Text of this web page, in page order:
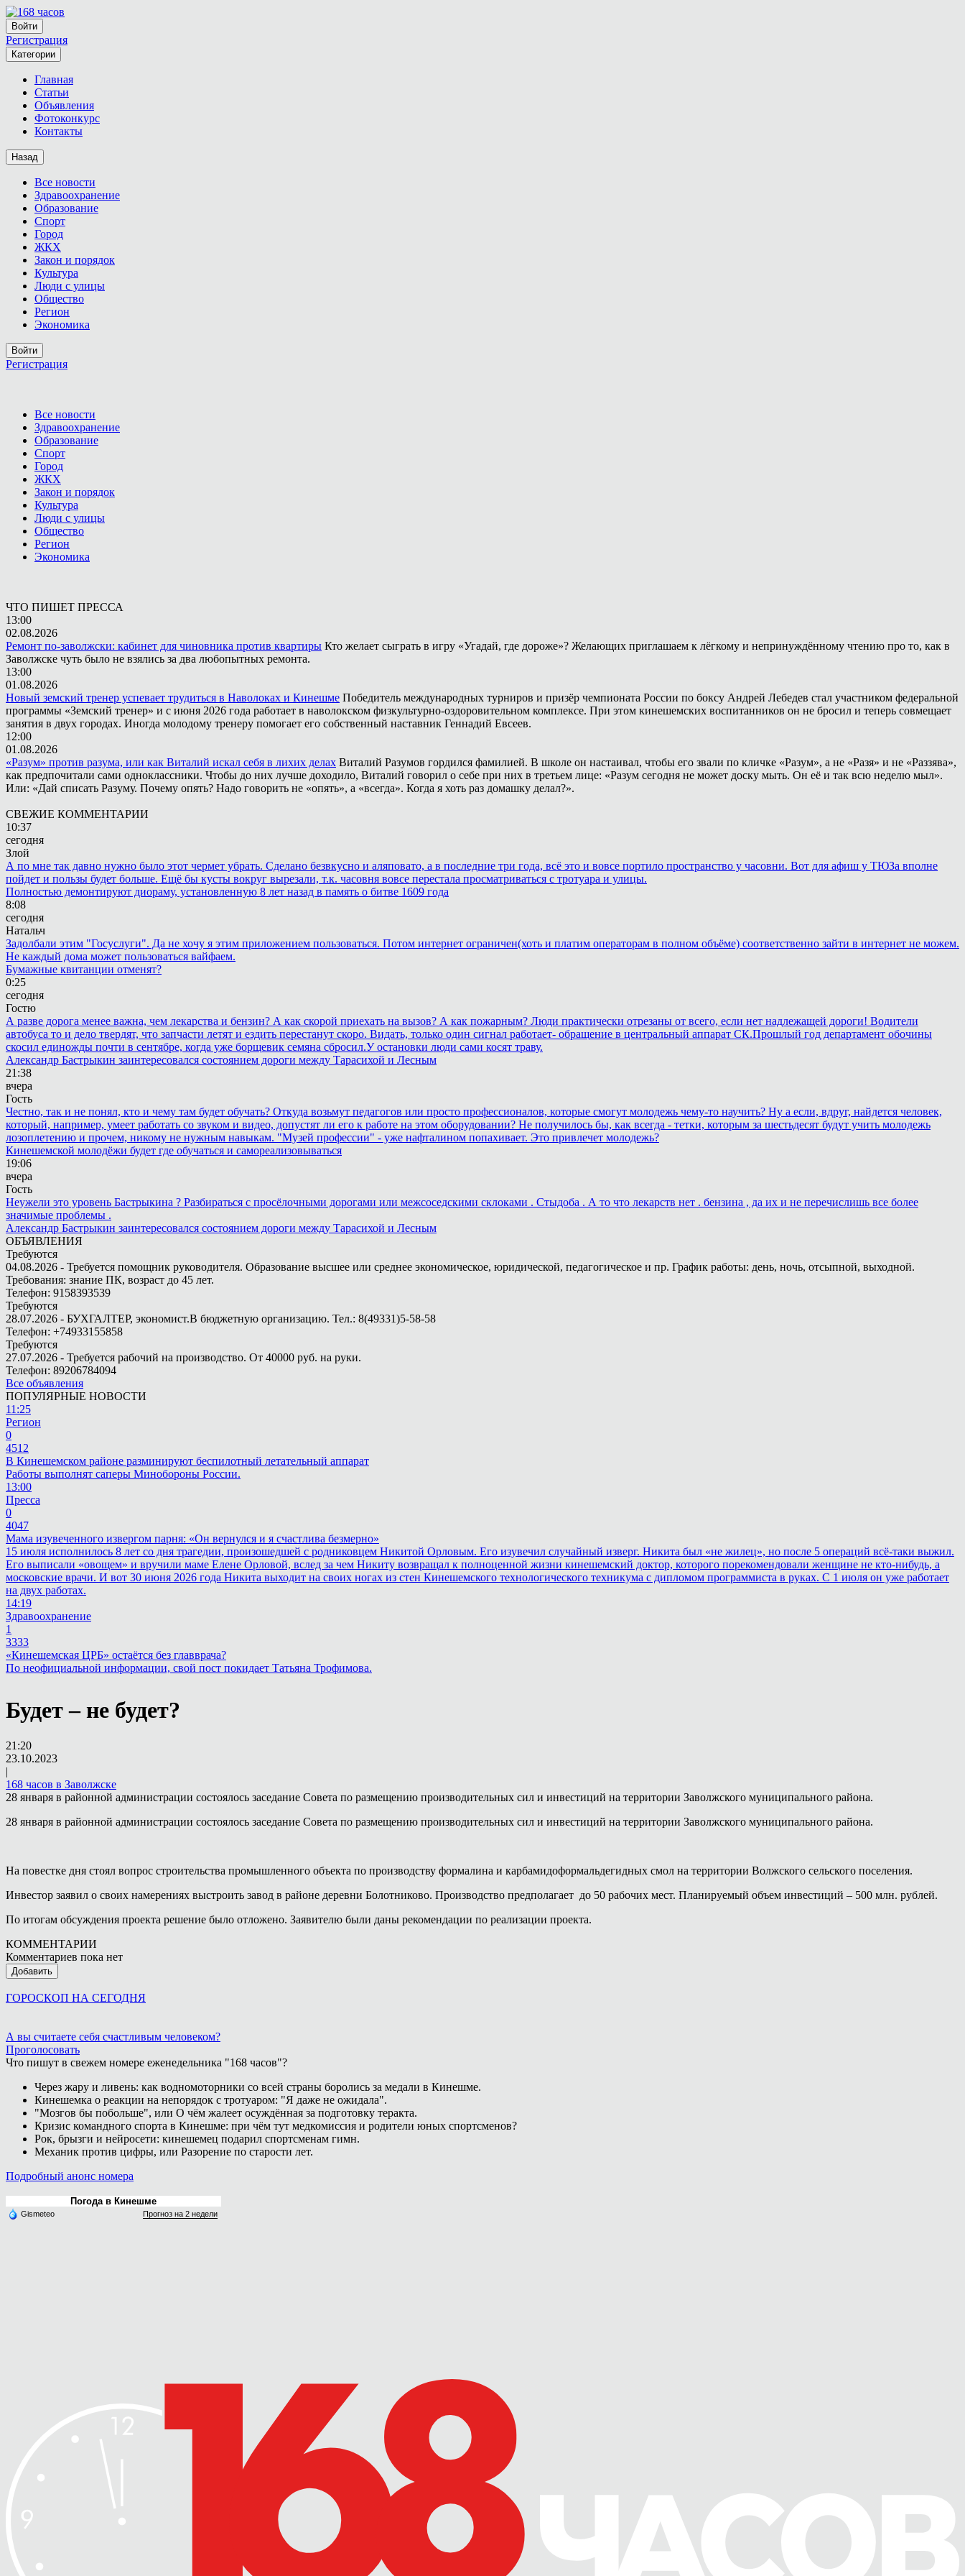
Войти
Регистрация
Категории
Главная
Статьи
Объявления
Фотоконкурс
Контакты
Назад
Все новости
Здравоохранение
Образование
Спорт
Город
ЖКХ
Закон и порядок
Культура
Люди с улицы
Общество
Регион
Экономика
Войти
Регистрация
Все новости
Здравоохранение
Образование
Спорт
Город
ЖКХ
Закон и порядок
Культура
Люди с улицы
Общество
Регион
Экономика
ЧТО ПИШЕТ ПРЕССА
13:00
02.08.2026
Ремонт по-заволжски: кабинет для чиновника против квартиры Кто желает сыграть в игру «Угадай, где дороже»? Желающих приглашаем к лёгкому и непринуждённому чтению про то, как в
Заволжске чуть было не взялись за два любопытных ремонта.
13:00
01.08.2026
Новый земский тренер успевает трудиться в Наволоках и Кинешме Победитель международных турниров и призёр чемпионата России по боксу Андрей Лебедев стал участником федеральной
программы «Земский тренер» и с июня 2026 года работает в наволокском физкультурно-оздоровительном комплексе. При этом кинешемских воспитанников он не бросил и теперь совмещает
занятия в двух городах. Иногда молодому тренеру помогает его собственный наставник Геннадий Евсеев.
12:00
01.08.2026
«Разум» против разума, или как Виталий искал себя в лихих делах Виталий Разумов гордился фамилией. В школе он настаивал, чтобы его звали по кличке «Разум», а не «Разя» и не «Раззява»,
как предпочитали сами одноклассники. Чтобы до них лучше доходило, Виталий говорил о себе при них в третьем лице: «Разум сегодня не может доску мыть. Он её и так всю неделю мыл».
Или: «Дай списать Разуму. Почему опять? Надо говорить не «опять», а «всегда». Когда я хоть раз домашку делал?».
СВЕЖИЕ КОММЕНТАРИИ
10:37
сегодня
Злой
А по мне так давно нужно было этот чермет убрать. Сделано безвкусно и аляповато, а в последние три года, всё это и вовсе портило пространство у часовни. Вот для афиш у ТЮЗа вполне
пойдет и пользы будет больше. Ещё бы кусты вокруг вырезали, т.к. часовня вовсе перестала просматриваться с тротуара и улицы.
Полностью демонтируют диораму, установленную 8 лет назад в память о битве 1609 года
8:08
сегодня
Натальч
Задолбали этим "Госуслуги". Да не хочу я этим приложением пользоваться. Потом интернет ограничен(хоть и платим операторам в полном объёме) соответственно зайти в интернет не можем.
Не каждый дома может пользоваться вайфаем.
Бумажные квитанции отменят?
0:25
сегодня
Гостю
А разве дорога менее важна, чем лекарства и бензин? А как скорой приехать на вызов? А как пожарным? Люди практически отрезаны от всего, если нет надлежащей дороги! Водители
автобуса то и дело твердят, что запчасти летят и ездить перестанут скоро. Видать, только один сигнал работает- обращение в центральный аппарат СК.Прошлый год департамент обочины
скосил единожды почти в сентябре, когда уже борщевик семяна сбросил.У остановки люди сами косят траву.
Александр Бастрыкин заинтересовался состоянием дороги между Тарасихой и Лесным
21:38
вчера
Гость
Честно, так и не понял, кто и чему там будет обучать? Откуда возьмут педагогов или просто профессионалов, которые смогут молодежь чему-то научить? Ну а если, вдруг, найдется человек,
который, например, умеет работать со звуком и видео, допустят ли его к работе на этом оборудовании? Не получилось бы, как всегда - тетки, которым за шестьдесят будут учить молодежь
лозоплетению и прочем, никому не нужным навыкам. "Музей профессии" - уже нафталином попахивает. Это привлечет молодежь?
Кинешемской молодёжи будет где обучаться и самореализовываться
19:06
вчера
Гость
Неужели это уровень Бастрыкина ? Разбираться с просёлочными дорогами или межсоседскими склоками . Стыдоба . А то что лекарств нет . бензина , да их и не перечислишь все более
значимые проблемы .
Александр Бастрыкин заинтересовался состоянием дороги между Тарасихой и Лесным
ОБЪЯВЛЕНИЯ
Требуются
04.08.2026 - Требуется помощник руководителя. Образование высшее или среднее экономическое, юридической, педагогическое и пр. График работы: день, ночь, отсыпной, выходной.
Требования: знание ПК, возраст до 45 лет.
Телефон: 9158393539
Требуются
28.07.2026 - БУХГАЛТЕР, экономист.В бюджетную организацию. Тел.: 8(49331)5-58-58
Телефон: +74933155858
Требуются
27.07.2026 - Требуется рабочий на производство. От 40000 руб. на руки.
Телефон: 89206784094
Все объявления
ПОПУЛЯРНЫЕ НОВОСТИ
11:25
Регион
0
4512
В Кинешемском районе разминируют беспилотный летательный аппарат
Работы выполнят саперы Минобороны России.
13:00
Пресса
0
4047
Мама изувеченного извергом парня: «Он вернулся и я счастлива безмерно»
15 июля исполнилось 8 лет со дня трагедии, произошедшей с родниковцем Никитой Орловым. Его изувечил случайный изверг. Никита был «не жилец», но после 5 операций всё-таки выжил.
Его выписали «овощем» и вручили маме Елене Орловой, вслед за чем Никиту возвращал к полноценной жизни кинешемский доктор, которого порекомендовали женщине не кто-нибудь, а
московские врачи. И вот 30 июня 2026 года Никита выходит на своих ногах из стен Кинешемского технологического техникума с дипломом программиста в руках. С 1 июля он уже работает
на двух работах.
14:19
Здравоохранение
1
3333
«Кинешемская ЦРБ» остаётся без главврача?
По неофициальной информации, свой пост покидает Татьяна Трофимова.
Будет – не будет?
21:20
23.10.2023
|
168 часов в Заволжске
28 января в районной администрации состоялось заседание Совета по размещению производительных сил и инвестиций на территории Заволжского муниципального района.
28 января в районной администрации состоялось заседание Совета по размещению производительных сил и инвестиций на территории Заволжского муниципального района.
На повестке дня стоял вопрос строительства промышленного объекта по производству формалина и карбамидоформальдегидных смол на территории Волжского сельского поселения.
Инвестор заявил о своих намерениях выстроить завод в районе деревни Болотниково. Производство предполагает до 50 рабочих мест. Планируемый объем инвестиций – 500 млн. рублей.
По итогам обсуждения проекта решение было отложено. Заявителю были даны рекомендации по реализации проекта.
КОММЕНТАРИИ
Комментариев пока нет
Добавить
ГОРОСКОП НА СЕГОДНЯ
А вы считаете себя счастливым человеком?
Проголосовать
Что пишут в свежем номере еженедельника "168 часов"?
Через жару и ливень: как водномоторники со всей страны боролись за медали в Кинешме.
Кинешемка о реакции на непорядок с тротуаром: "Я даже не ожидала".
"Мозгов бы побольше", или О чём жалеет осуждённая за подготовку теракта.
Кризис командного спорта в Кинешме: при чём тут медкомиссия и родители юных спортсменов?
Рок, брызги и нейросети: кинешемец подарил спортсменам гимн.
Механик против цифры, или Разорение по старости лет.
Подробный анонс номера
Погода в Кинешме
Gismeteo Прогноз на 2 недели